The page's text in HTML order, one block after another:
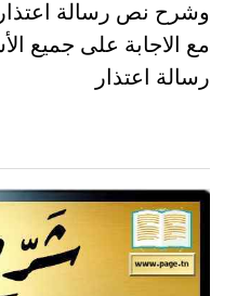
وشرح نص رسالة
مع الاجابة على جميع
رسالة اعتذار